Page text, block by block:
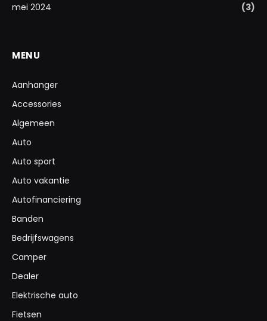
mei 2024
(3)
MENU
Aanhanger
Accessories
Algemeen
Auto
Auto sport
Auto vakantie
Autofinanciering
Banden
Bedrijfswagens
Camper
Dealer
Elektrische auto
Fietsen